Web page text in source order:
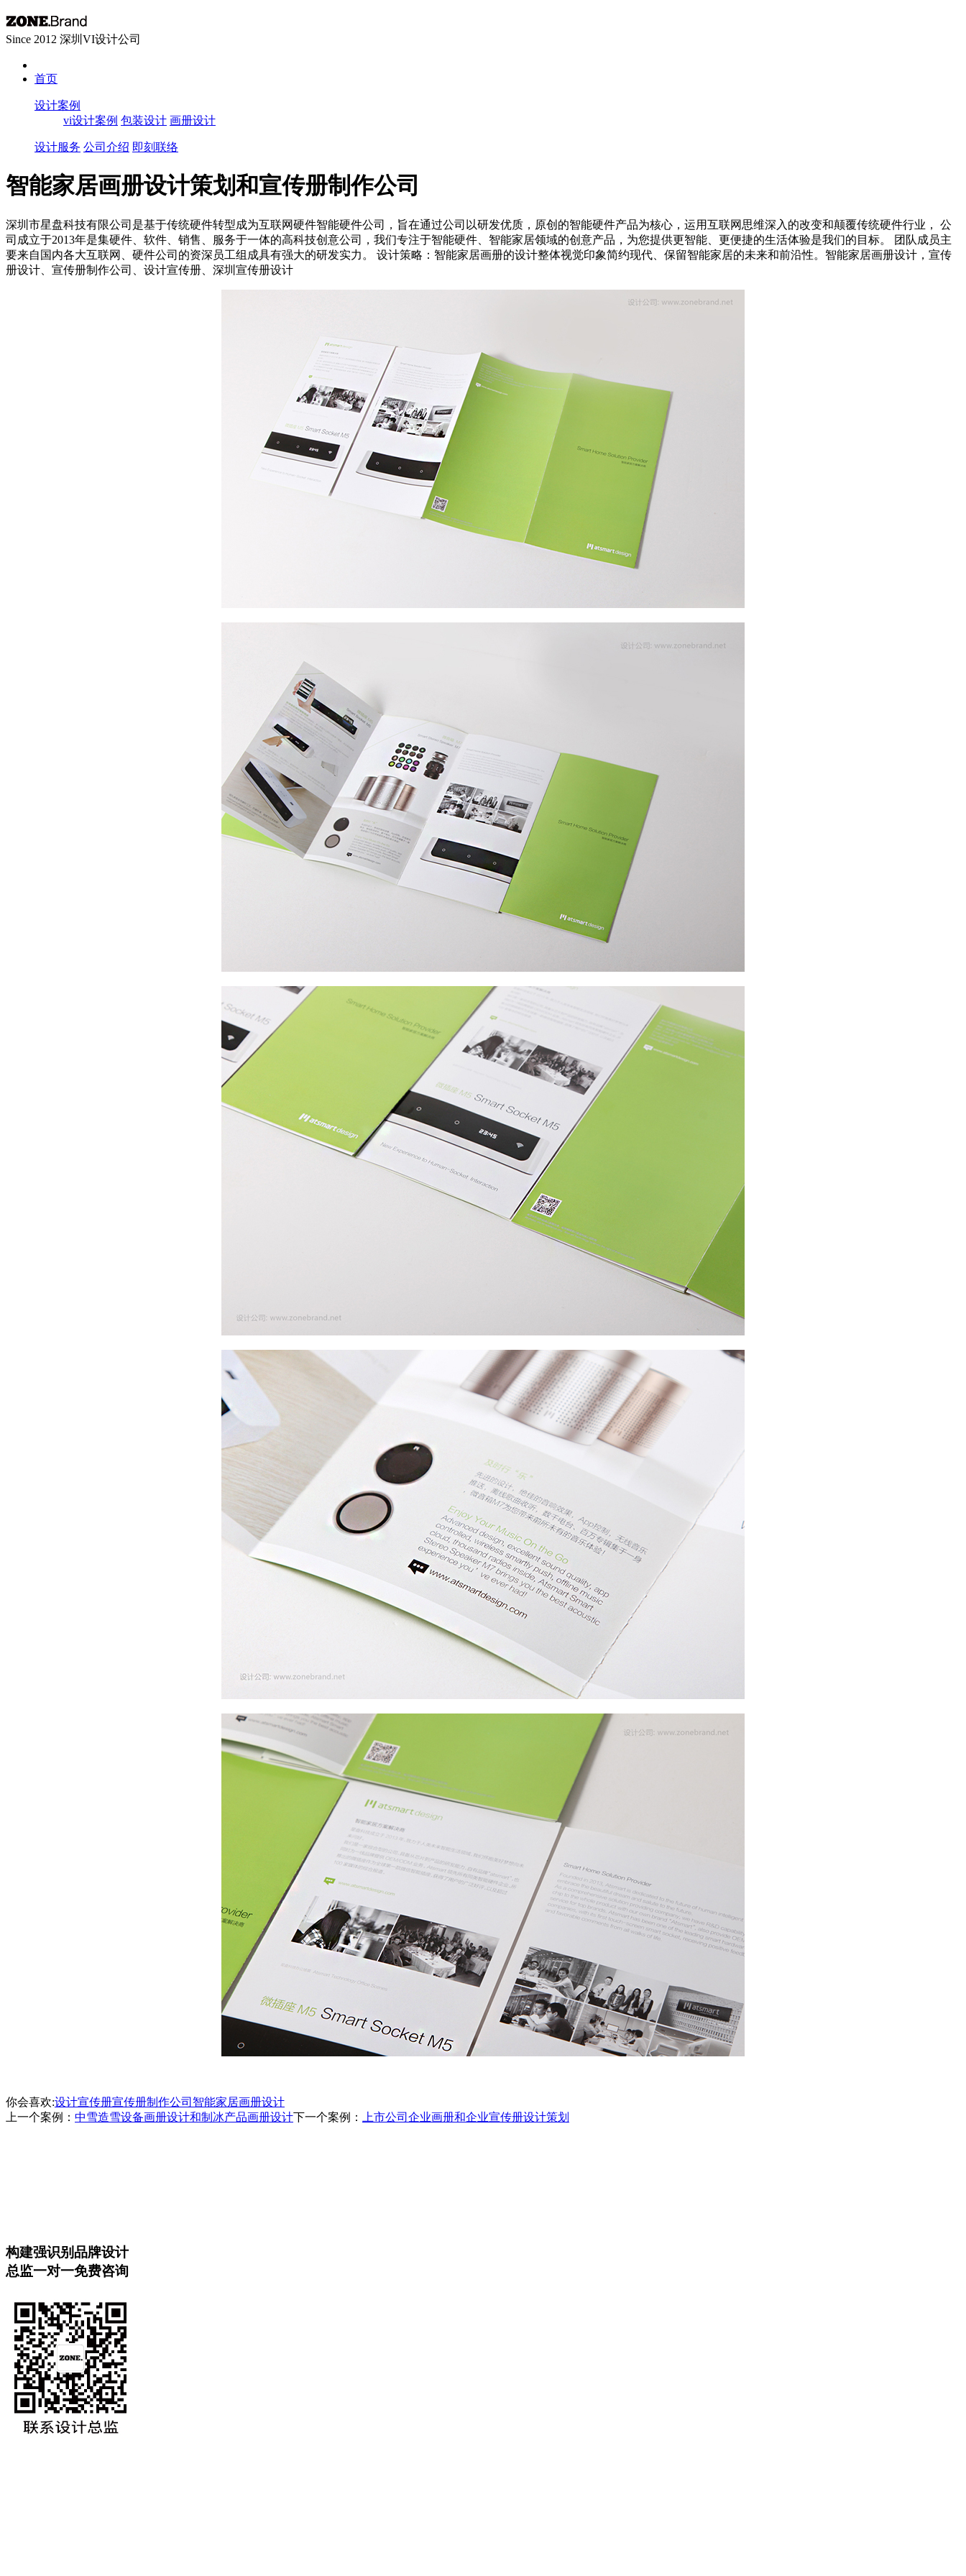
Since 2012 深圳VI设计公司
首页
设计案例
vi设计案例 包装设计 画册设计
设计服务 公司介绍 即刻联络
智能家居画册设计策划和宣传册制作公司
深圳市星盘科技有限公司是基于传统硬件转型成为互联网硬件智能硬件公司，旨在通过公司以研发优质，原创的智能硬件产品为核心，运用互联网思维深入的改变和颠覆传统硬件行业， 公
司成立于2013年是集硬件、软件、销售、服务于一体的高科技创意公司，我们专注于智能硬件、智能家居领域的创意产品，为您提供更智能、更便捷的生活体验是我们的目标。 团队成员主
要来自国内各大互联网、硬件公司的资深员工组成具有强大的研发实力。 设计策略：智能家居画册的设计整体视觉印象简约现代、保留智能家居的未来和前沿性。智能家居画册设计，宣传
册设计、宣传册制作公司、设计宣传册、深圳宣传册设计
你会喜欢:设计宣传册宣传册制作公司 智能家居画册设计
上一个案例： 中雪造雪设备画册设计和制冰产品画册设计下一个案例： 上市公司企业画册和企业宣传册设计策划
构建强识别品牌设计
总监一对一免费咨询